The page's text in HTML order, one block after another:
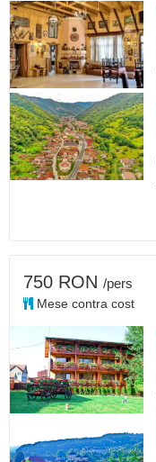
750 RON /pers
Mese contra cost